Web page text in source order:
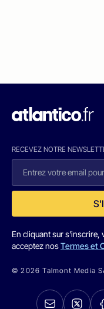
RECEVEZ NOTRE
En cliquant sur s'inscrire,
acceptez nosTermes et
© 2026 Talmont Media